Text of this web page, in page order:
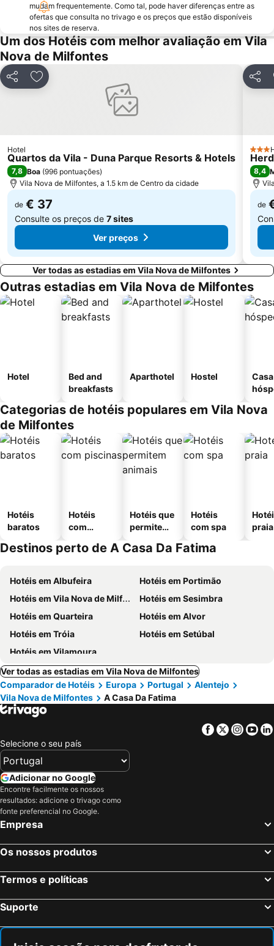
Skate Park
Moinho de Vento da Longueira
Vasco da Gama
Porto das Carretas
Aberta Nova
Mina de Ciência - Centro de Ciência Viva do Lousal
Reserva Natural Lagoas de Santo André e da Sancha
da Amália
do Farol
Igreja Matriz de Santiago do Cacém
Vale dos Homens
Picota
Canto Mosqueiro Beach
Do Salto
mudam frequentemente. Como tal, pode haver diferenças entre as
ofertas que consulta no trivago e os preços que estão disponíveis
nos sites de reserva.
Um dos Hotéis com melhor avaliação em Vila
Nova de Milfontes
PartilharAdicionar aos favoritos
Hotel
Quartos da Vila - Duna Parque Resorts & Hotels
7,8 Boa (996 pontuações)
Vila Nova de Milfontes, a 1.5 km de Centro da cidade
de € 37
Consulte os preços de 7 sites
Ver preços
3
8,4
de
Ver todas as estadias em Vila Nova de Milfontes
Outras estadias em Vila Nova de Milfontes
Hotel
Bed and
breakfasts
Aparthotel Hostel
Categorias de hotéis populares em Vila Nova
de Milfontes
Hotéis
baratos
Hotéis
com
Hotéis que
permitem
Hotéis
com spa
praia
Destinos perto de A Casa Da Fatima
Hotéis em Albufeira
Hotéis em Portimão
Hotéis em Vila Nova de Milfontes
Hotéis em Sesimbra
Hotéis em Quarteira
Hotéis em Alvor
Hotéis em Tróia
Hotéis em Setúbal
Hotéis em Vilamoura
Ver todas as estadias em Vila Nova de Milfontes
Comparador de Hotéis
Europa Portugal
Alentejo
Vila Nova de Milfontes
A Casa Da Fatima
Facebook
Twitter
Selecione o seu país
Adicionar no Google
Encontre facilmente os nossos
resultados: adicione o trivago como
fonte preferencial no Google.
Empresa
Os nossos produtos
Termos e políticas
Suporte